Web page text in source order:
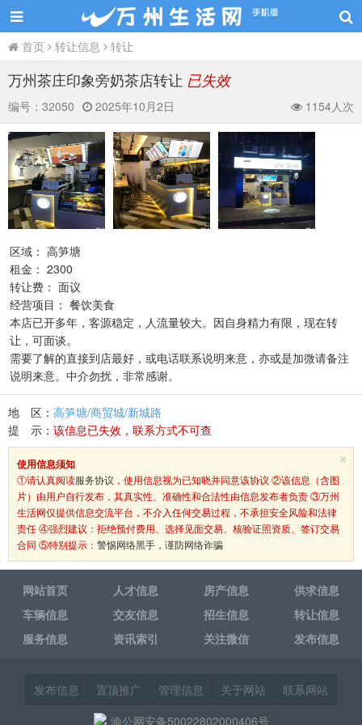
首页 转让信息 转让
万州茶庄印象旁奶茶店转让 已失效
编号： 32050 2025年10月2日 1154人次
区域： 高笋塘
租金： 2300
转让费： 面议
经营项目： 餐饮美食
本店已开多年，客源稳定，人流量较大。因自身精力有限，现在转
让，可面谈。
需要了解的直接到店最好，或电话联系说明来意，亦或是加微请备注
说明来意。中介勿扰，非常感谢。
地 区： 高笋塘/商贸城/新城路
提 示： 该信息已失效，联系方式不可查
×
使用信息须知
①请认真阅读服务协议 ，使用信息视为已知晓并同意该协议 ②该信息（含图
片）由用户自行发布，其真实性、准确性和合法性由信息发布者负责 ③万州
生活网仅提供信息交流平台，不介入任何交易过程，不承担安全风险和法律
责任 ④强烈建议：拒绝预付费用、选择见面交易、核验证照资质、签订交易
合同 ⑤特别提示： 警惕网络黑手，谨防网络诈骗
网站首页 人才信息 房产信息
供求信息
车辆信息
交友信息 招生信息
转让信息
服务信息
资讯索引 关注微信 发布信息
发布信息 置顶推广 管理信息 关于网站
联系网站
渝公网安备50022802000406号